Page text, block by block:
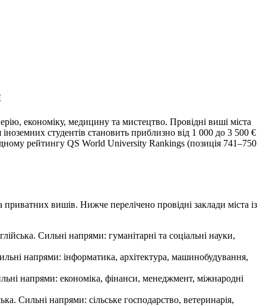
економіку, медицину та мистецтво. Провідні виші міста
студентів становить приблизно від 1 000 до 3 500 €
рейтингу QS World University Rankings (позиція 741–750
вишів. Нижче перелічено провідні заклади міста із
Сильні напрями: гуманітарні та соціальні науки,
напрями: інформатика, архітектура, машинобудування,
напрями: економіка, фінанси, менеджмент, міжнародні
Сильні напрями: сільське господарство, ветеринарія,